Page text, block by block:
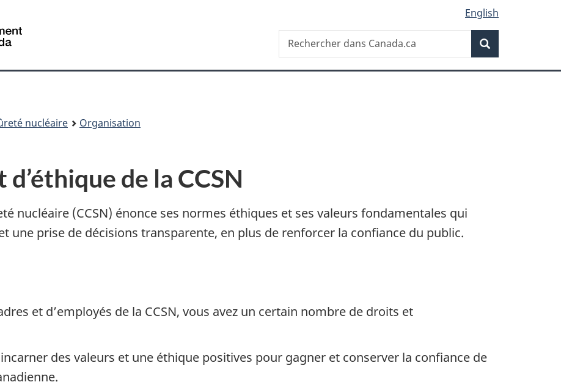
de
English
Canada
Recherche
Rechercher
dans
nucléaire Organisation
de la CCSN
nucléaire (CCSN) énonce ses normes éthiques et ses valeurs fondamentales qui
une prise de décisions transparente, en plus de renforcer la confiance du public.
et d’employés de la CCSN, vous avez un certain nombre de droits et
des valeurs et une éthique positives pour gagner et conserver la confiance de